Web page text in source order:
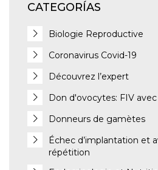
CATEGORÍAS
Biologie Reproductive
Coronavirus Covid-19
Découvrez l’expert
Don d'ovocytes: FIV
Donneurs de gamètes
Échec d’implantation et
répétition